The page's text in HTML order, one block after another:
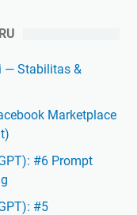
— Stabilitas &
Marketplace
#6 Prompt
#5